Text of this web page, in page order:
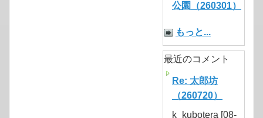
公園（260301）
もっと...
最近のコメント
Re: 太郎坊
（260720）
k_kubotera [08-